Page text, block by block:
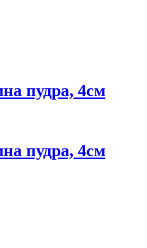
пудра, 4см
пудра, 4см